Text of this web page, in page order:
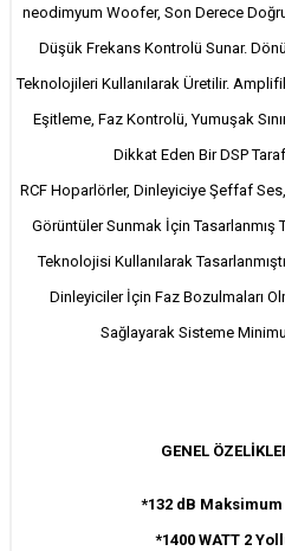
neodimyum Woofer, Son Derece
Düşük Frekans Kontrolü Sunar.
Teknolojileri Kullanılarak Üretilir.
Eşitleme, Faz Kontrolü, Yumuşak
Dikkat Eden Bir DSP
RCF Hoparlörler, Dinleyiciye Şeffaf
Görüntüler Sunmak İçin Tasarlanmış
Teknolojisi Kullanılarak
Dinleyiciler İçin Faz Bozulmaları
Sağlayarak Sisteme
GENEL
*132 dB Maksimum
*1400 WATT 2